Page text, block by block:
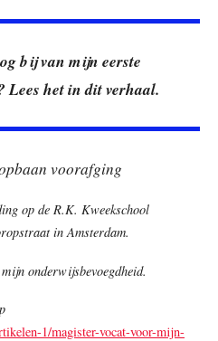
bij van mijn eerste
Lees het in dit verhaal.
voorafging
op de R.K. Kweekschool
in Amsterdam.
onderwijsbevoegdheid.
1/magister-vocat-voor-mijn-